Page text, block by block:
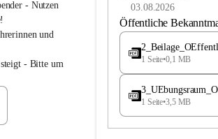
- Nutzen
und
- Bitte um
e
03.08.2026
Öffentliche
1 Seite•0,1 MB
1 Seite•3,5 MB